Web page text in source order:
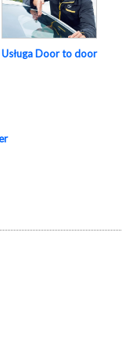
Usługa Door to door